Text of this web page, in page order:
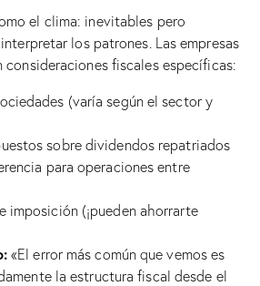
el clima: inevitables pero
los patrones. Las empresas
consideraciones fiscales específicas:
(varía según el sector y
sobre dividendos repatriados
para operaciones entre
imposición (¡pueden ahorrarte
«El error más común que vemos es
la estructura fiscal desde el